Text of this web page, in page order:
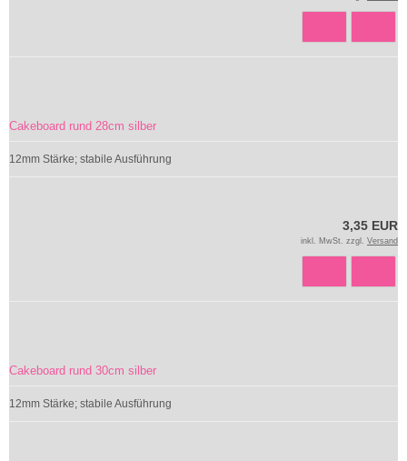
Cakeboard rund 28cm silber
12mm Stärke; stabile Ausführung
3,35 EUR
inkl. MwSt. zzgl. Versand
Cakeboard rund 30cm silber
12mm Stärke; stabile Ausführung